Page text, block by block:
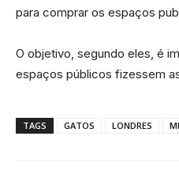
para comprar os espaços
O objetivo, segundo eles, é
espaços públicos fizessem
TAGS GATOS LONDRES